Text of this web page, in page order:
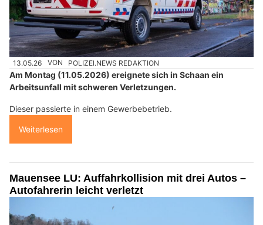
13.05.26 VON POLIZEI.NEWS REDAKTION
Am Montag (11.05.2026) ereignete sich in Schaan ein
Arbeitsunfall mit schweren Verletzungen.
Dieser passierte in einem Gewerbebetrieb.
Weiterlesen
Mauensee LU: Auffahrkollision mit drei Autos –
Autofahrerin leicht verletzt